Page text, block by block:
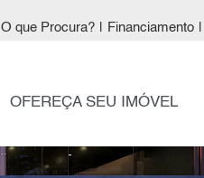
O que Procura? Financiamento
OFEREÇA SEU IMÓVEL